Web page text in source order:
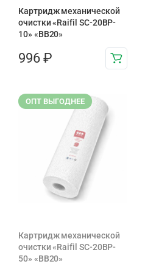
Картридж механической
очистки «Raifil SC-20BP-
10» «BB20»
996 ₽
ОПТ ВЫГОДНЕЕ
Картридж механической
очистки «Raifil SC-20BP-
50» «BB20»